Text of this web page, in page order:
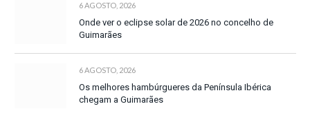
6 AGOSTO, 2026
Onde ver o eclipse solar de 2026 no concelho de
Guimarães
6 AGOSTO, 2026
Os melhores hambúrgueres da Península Ibérica
chegam a Guimarães